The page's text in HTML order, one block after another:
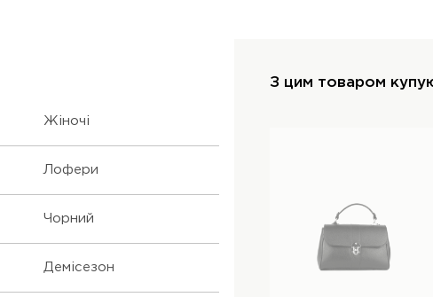
Жіночі
Лофери
Чорний
Демісезон
З цим товаром